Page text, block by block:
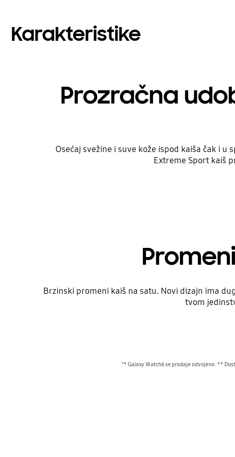
Karakteristike
Prozračna
Osećaj svežine i suve kože ispod kaiša čak i
Extreme Sport kaiš
Brzinski promeni kaiš na satu. Novi dizajn ima
tvom
"* Galaxy Watch6 se prodaje odvojeno. **